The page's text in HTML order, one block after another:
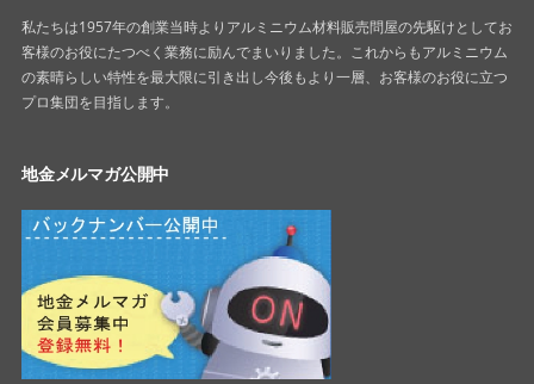
私たちは1957年の創業当時よりアルミニウム材料販売問屋の先駆けとしてお
客様のお役にたつべく業務に励んでまいりました。これからもアルミニウム
の素晴らしい特性を最大限に引き出し今後もより一層、お客様のお役に立つ
プロ集団を目指します。
地金メルマガ公開中